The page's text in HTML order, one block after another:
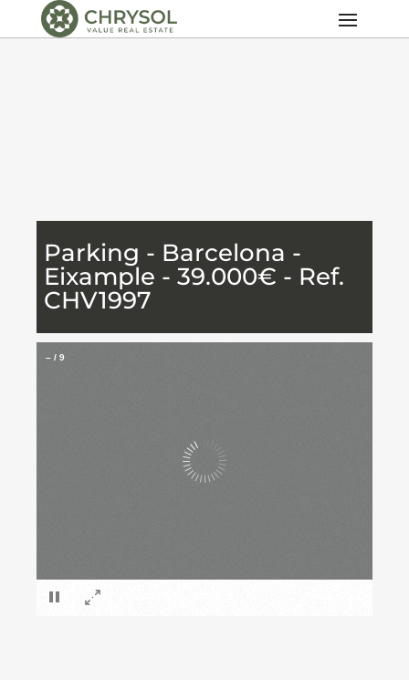
Parking - Barcelona -
Eixample - 39.000€ - Ref.
CHV1997
–/ 9